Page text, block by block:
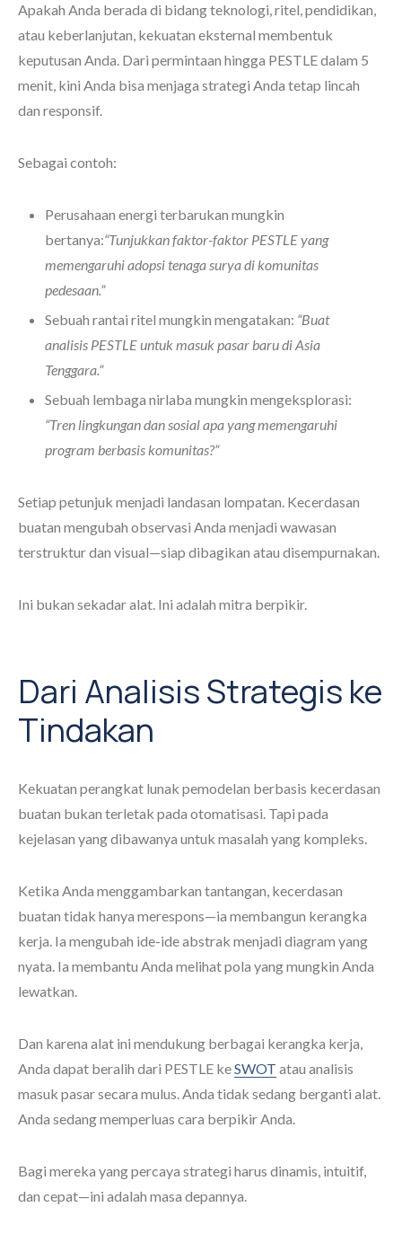
Apakah Anda berada di bidang teknologi, ritel, pendidikan,
atau keberlanjutan, kekuatan eksternal membentuk
keputusan Anda. Dari permintaan hingga PESTLE dalam 5
menit, kini Anda bisa menjaga strategi Anda tetap lincah
dan responsif.
Sebagai contoh:
Perusahaan energi terbarukan mungkin
bertanya:“Tunjukkan faktor-faktor PESTLE yang
memengaruhi adopsi tenaga surya di komunitas
pedesaan.”
Sebuah rantai ritel mungkin mengatakan: “Buat
analisis PESTLE untuk masuk pasar baru di Asia
Tenggara.”
Sebuah lembaga nirlaba mungkin mengeksplorasi:
“Tren lingkungan dan sosial apa yang memengaruhi
program berbasis komunitas?”
Setiap petunjuk menjadi landasan lompatan. Kecerdasan
buatan mengubah observasi Anda menjadi wawasan
terstruktur dan visual—siap dibagikan atau disempurnakan.
Ini bukan sekadar alat. Ini adalah mitra berpikir.
Dari Analisis Strategis ke
Tindakan
Kekuatan perangkat lunak pemodelan berbasis kecerdasan
buatan bukan terletak pada otomatisasi. Tapi pada
kejelasan yang dibawanya untuk masalah yang kompleks.
Ketika Anda menggambarkan tantangan, kecerdasan
buatan tidak hanya merespons—ia membangun kerangka
kerja. Ia mengubah ide-ide abstrak menjadi diagram yang
nyata. Ia membantu Anda melihat pola yang mungkin Anda
lewatkan.
Dan karena alat ini mendukung berbagai kerangka kerja,
Anda dapat beralih dari PESTLE keSWOT atau analisis
masuk pasar secara mulus. Anda tidak sedang berganti alat.
Anda sedang memperluas cara berpikir Anda.
Bagi mereka yang percaya strategi harus dinamis, intuitif,
dan cepat—ini adalah masa depannya.